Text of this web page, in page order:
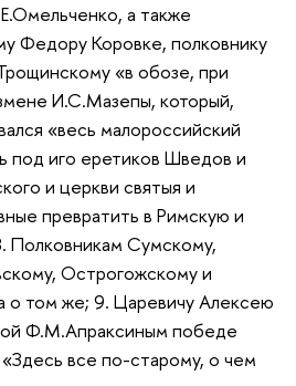
а также
Федору Коровке, полковнику
«в обозе, при
И.С.Мазепы, который,
«весь малороссийский
под иго еретиков Шведов и
и церкви святыя и
превратить в Римскую и
Полковникам Сумскому,
Острогожскому и
о том же; 9. Царевичу Алексею
Ф.М.Апраксиным победе
все по-старому, о чем